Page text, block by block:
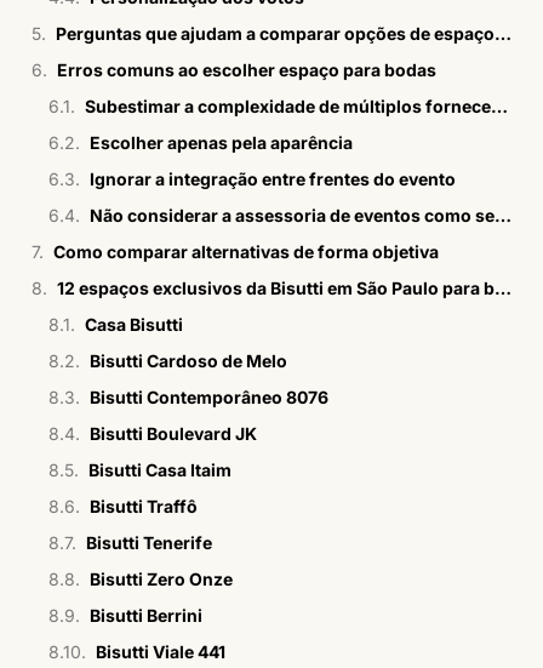
Perguntas que ajudam a comparar opções de espaços para bodas
Erros comuns ao escolher espaço para bodas
Subestimar a complexidade de múltiplos fornecedores
Escolher apenas pela aparência
Ignorar a integração entre frentes do evento
Não considerar a assessoria de eventos como serviço complementar
Como comparar alternativas de forma objetiva
12 espaços exclusivos da Bisutti em São Paulo para bodas sofisticadas
Casa Bisutti
Bisutti Cardoso de Melo
Bisutti Contemporâneo 8076
Bisutti Boulevard JK
Bisutti Casa Itaim
Bisutti Traffô
Bisutti Tenerife
Bisutti Zero Onze
Bisutti Berrini
Bisutti Viale 441